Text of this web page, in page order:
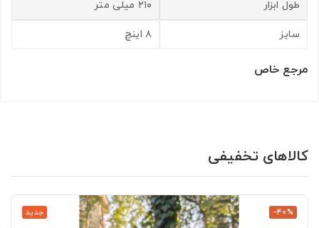
طول ابزار ۲۱۰ میلی متر
سایز ۸ اینچ
مرجع خاص
کالاهای تخفیفی
جدید ‎−40%